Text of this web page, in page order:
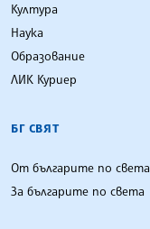
Култура
Наука
Образование
ЛИК Куриер
БГ СВЯТ
От българите по света
За българите по света